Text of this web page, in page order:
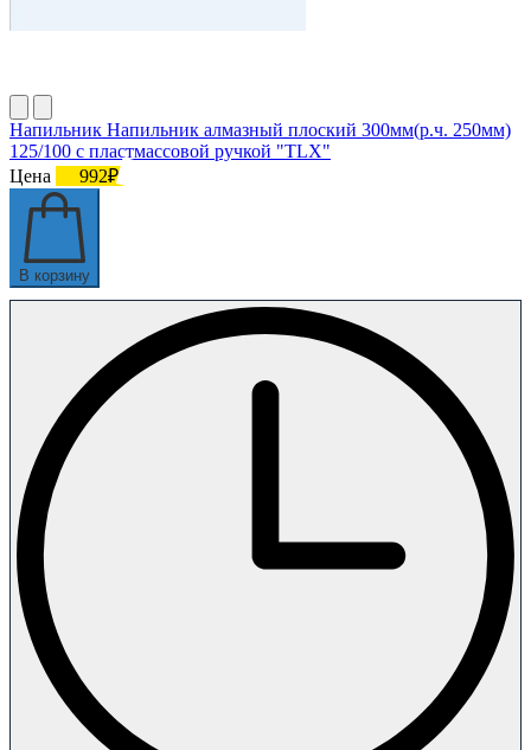
Напильник Напильник алмазный плоский 300мм(р.ч. 250мм)
125/100 с пластмассовой ручкой "TLX"
Цена
992₽
В корзину